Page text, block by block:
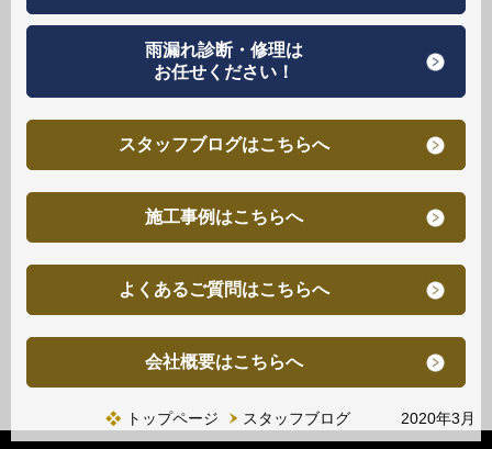
雨漏れ診断・修理は
お任せください！
スタッフブログはこちらへ
施工事例はこちらへ
よくあるご質問はこちらへ
会社概要はこちらへ
トップページ スタッフブログ 2020年3月